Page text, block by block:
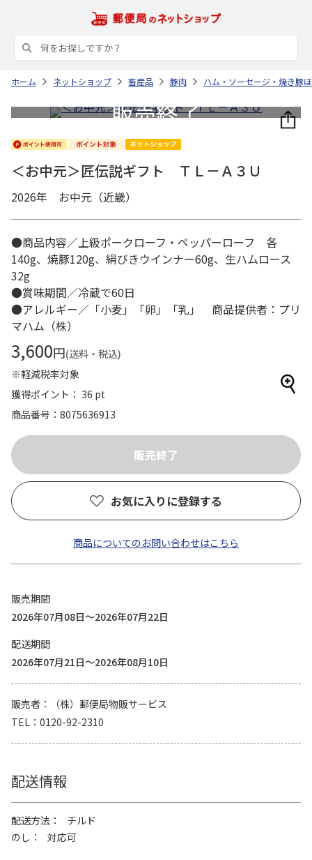
ホーム ネットショップ 畜産品 豚肉 ハム・ソーセージ・焼き豚
＜お中元＞匠伝説ギフト ＴＬ－Ａ３Ｕ
2026年 お中元（近畿）
●商品内容／上級ポークローフ・ペッパーローフ 各
140g、焼豚120g、絹びきウインナー60g、生ハムロース
32g
●賞味期間／冷蔵で60日
●アレルギー／「小麦」「卵」「乳」 商品提供者：プリ
マハム（株）
3,600円(送料・税込)
※軽減税率対象
獲得ポイント： 36 pt
商品番号
8075636913
お気に入りに登録する
商品についてのお問い合わせはこちら
販売期間
2026年07月08日～2026年07月22日
配送期間
2026年07月21日～2026年08月10日
販売者
（株）郵便局物販サービス
TEL
0120-92-2310
配送情報
配送方法
チルド
のし
対応可